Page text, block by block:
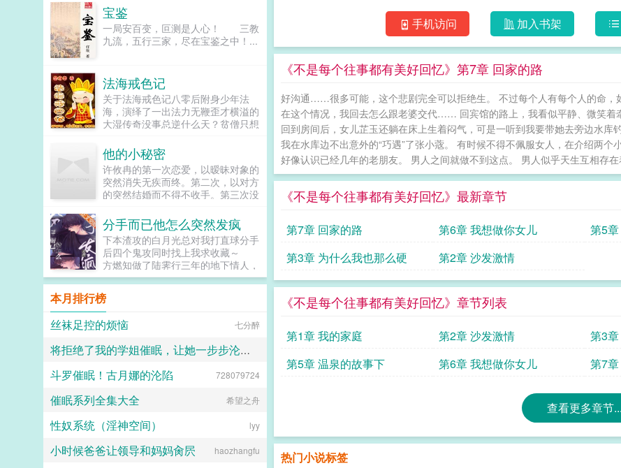
手机访问 加入书架
《不是每个往事都有美好回忆》第7章 回家的路
好沟通……很多可能，这个悲剧完全可以拒绝生。 不过每个人有每个人的命
在这个情况，我回去怎么跟老婆交代…… 回宾馆的路上，我看似平静、微笑着
回到房间后，女儿芷玉还躺在床上生着闷气，可是一听到我要带她去旁边水库
我在水库边不出意外的“巧遇”了张小蔲。 有时候不得不佩服女人，在介绍两
好像认识已经几年的老朋友。 男人之间就做不到这点。 男人似乎天生互相存
《不是每个往事都有美好回忆》最新章节
第7章 回家的路 第6章 我想做你女儿 第5
第3章 为什么我也那么硬
第2章 沙发激情
《不是每个往事都有美好回忆》章节列表
第1章 我的家庭 第2章 沙发激情 第3
第5章 温泉的故事下
第6章 我想做你女儿 第7
查看更多章节...
热门小说标签
宝被封！修为被封！真是要啥啥没
有，坑爹呀！更坑爹的还在后面！穿
到柴门蓬户也算了，爹娘包子也...
之上。可她转身却扑入了那人的怀
中，撒着娇说手疼。梅疏玉觉得很奇
怪，那个对自己颐指气使的小姑娘，
竟是眼巴巴的拉着自己的袖子撒娇。
稳当当的坐着一个干干净净的柳寄
玉。她是他触摸不到的光。当他拼尽
全力想要抓住她的时候她却朝他甜甜
一笑，说道我抓到你啦！你给你赔罪
立，湿漉漉的杏眼望着他，眼下是一
颗显眼殷红的小痣。少年喉结动了
动，拢在袖中的手紧了紧，状似平静
的看着她如何赔罪？少女白嫩的一张
小脸皱成一团，透着淡淡的红晕，结
落，少年顿时眸色一深，清冷的薄唇
就覆了上去。我等这一日，许久
了。...
宝鉴
一局安百变，叵测是人心！ 三教
九流，五行三家，尽在宝鉴之中！...
法海戒色记
关于法海戒色记八零后附身少年法
海，演绎了一出法力无鞭歪才横溢的
大湿传奇没事总逆什么天？贫僧只想
注意，偷偷给他一板砖而已。本书的
宗旨看，修真笑事，悟，淡定人
生。...
他的小秘密
许攸冉的第一次恋爱，以暧昧对象的
突然消失无疾而终。第二次，以对方
的突然结婚而不得不收手。第三次没
许攸冉心里有个小秘密，她没谈过恋
爱。反观她的丈夫秦楚，三天两头靠
实力以各种绯闻上头条。许攸冉想象
中的婚后生活斗小三，赚钱，以及开
支票让小三离开。只是许攸冉不知道
的是，秦楚心里也有一个秘密他表面
按兵不动好些年，不出手则已，一出
手就是让她英年早婚。貌美如花大小
姐×假装不醋演技帝本文别名醋王的
疯狂暗示他在现代当王爷（醋王）...
分手而已他怎么突然发疯
下本渣攻的白月光总对我打直球分手
后四个鬼攻同时找上我求收藏～
方燃知做了陆霁行三年的地下情人，
不要资源不求名利，只是因为喜欢
他，而他也知道自己是替身。 但
方燃知不信邪，非要让金主喜欢...
本月排行榜
丝袜足控的烦恼
七分醉
将拒绝了我的学姐催眠，让她一步步沦陷为我的母狗（把背叛自己的学姐变成对自己忠心耿耿的母狗）
jiuliang
斗罗催眠！古月娜的沦陷 728079724
催眠系列全集大全 希望之舟
性奴系统（淫神空间） lyy
小时候爸爸让领导和妈妈肏屄 haozhangfu